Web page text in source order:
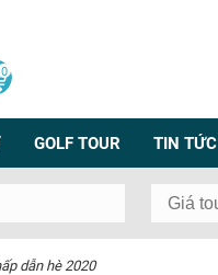
0
GOLF TOUR TIN TỨC
dẫn hè 2020